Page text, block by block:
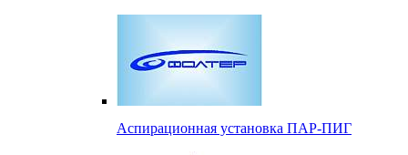
Аспирационная установка ПАР-ПИГ